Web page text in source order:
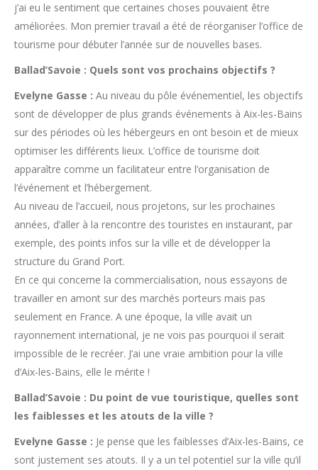
j’ai eu le sentiment que certaines choses pouvaient être
améliorées. Mon premier travail a été de réorganiser l’office de
tourisme pour débuter l’année sur de nouvelles bases.
Ballad’Savoie : Quels sont vos prochains objectifs ?
Evelyne Gasse : Au niveau du pôle événementiel, les objectifs
sont de développer de plus grands événements à Aix-les-Bains
sur des périodes où les hébergeurs en ont besoin et de mieux
optimiser les différents lieux. L’office de tourisme doit
apparaître comme un facilitateur entre l’organisation de
l’événement et l’hébergement.
Au niveau de l’accueil, nous projetons, sur les prochaines
années, d’aller à la rencontre des touristes en instaurant, par
exemple, des points infos sur la ville et de développer la
structure du Grand Port.
En ce qui concerne la commercialisation, nous essayons de
travailler en amont sur des marchés porteurs mais pas
seulement en France. A une époque, la ville avait un
rayonnement international, je ne vois pas pourquoi il serait
impossible de le recréer. J’ai une vraie ambition pour la ville
d’Aix-les-Bains, elle le mérite !
Ballad’Savoie : Du point de vue touristique, quelles sont
les faiblesses et les atouts de la ville ?
Evelyne Gasse : Je pense que les faiblesses d’Aix-les-Bains, ce
sont justement ses atouts. Il y a un tel potentiel sur la ville qu’il